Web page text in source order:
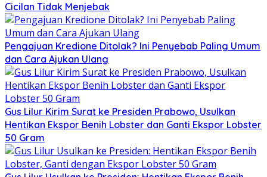
Cicilan Tidak Menjebak
Pengajuan Kredione Ditolak? Ini Penyebab Paling Umum
dan Cara Ajukan Ulang
Gus Lilur Kirim Surat ke Presiden Prabowo, Usulkan
Hentikan Ekspor Benih Lobster dan Ganti Ekspor Lobster
50 Gram